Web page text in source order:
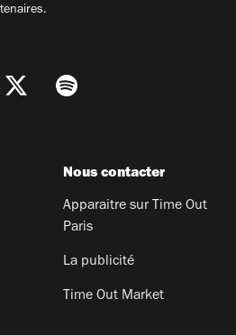
Nous contacter
Apparaitre sur Time Out
Paris
La publicité
Time Out Market